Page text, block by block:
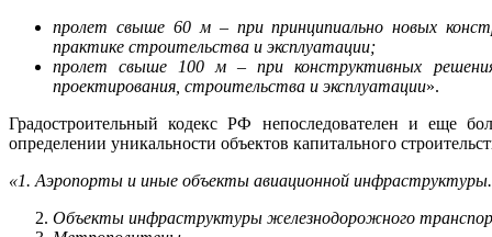
пролет свыше 60 м – при принципиально новых
практике строительства и эксплуатации;
пролет свыше 100 м – при конструктивных
проектирования, строительства и эксплуатации».
Градостроительный кодекс РФ непоследователен и еще
определении уникальности объектов капитального
«1. Аэропорты и иные объекты авиационной инфраструктуры.
Объекты инфраструктуры железнодорожного